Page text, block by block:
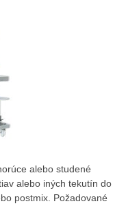
alebo studené
alebo iných tekutín do
postmix. Požadované